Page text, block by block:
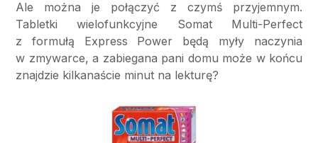
Ale można je połączyć z czymś przyjemnym.
Tabletki wielofunkcyjne Somat Multi-Perfect
z formułą Express Power będą myły naczynia
w zmywarce, a zabiegana pani domu może w końcu
znajdzie kilkanaście minut na lekturę?